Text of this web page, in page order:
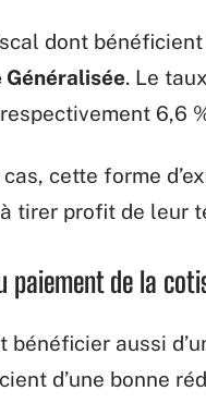
dont
. Le
6,6
cette forme
tirer profit de leur
paiement de la
aussi
d’une bonne